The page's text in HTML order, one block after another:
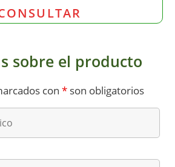
sobre el producto
con *son obligatorios